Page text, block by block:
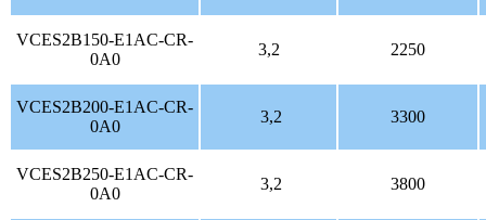
VCES2B150-E1AC-CR-
0A0
3,2 2250
VCES2B200-E1AC-CR-
0A0
3,2 3300
VCES2B250-E1AC-CR-
0A0
3,2 3800